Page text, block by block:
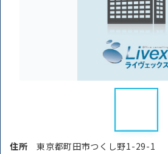
住所東京都町田市つくし野1-29-1